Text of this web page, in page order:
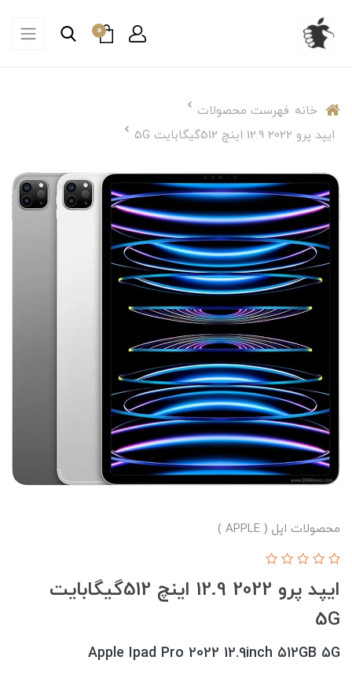
0
خانه فهرست محصولات
ایپد پرو 2022 12.9 اینچ 512گیگابایت 5G
محصولات اپل ( APPLE )
ایپد پرو 2022 12.9 اینچ 512گیگابایت
5G
Apple Ipad Pro 2022 12.9inch 512GB 5G